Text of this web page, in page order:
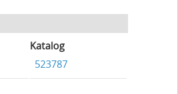
Katalog
523787